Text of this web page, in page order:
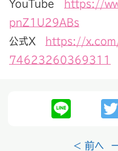
YouTube
https://
pnZ1U29ABs
公式X
https://
74623260369311
< 前へ